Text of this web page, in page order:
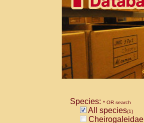
Species: * OR search
All species(1)
Cheirogaleidae